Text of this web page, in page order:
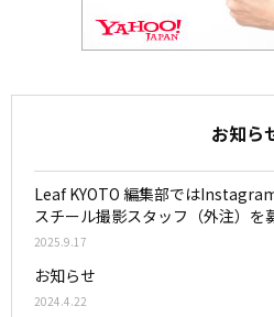
お知ら
Leaf KYOTO 編集部では
スチール撮影スタッフ（外注）を
2025.9.17
お知らせ
2024.4.22